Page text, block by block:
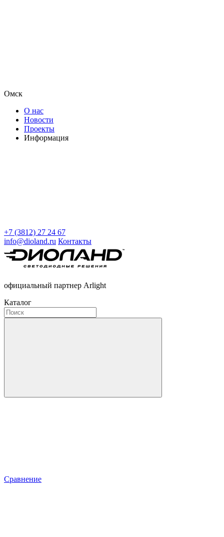
Омск
О нас
Новости
Проекты
Информация
+7 (3812) 27 24 67
info@dioland.ru Контакты
официальный партнер Arlight
Каталог
Сравнение